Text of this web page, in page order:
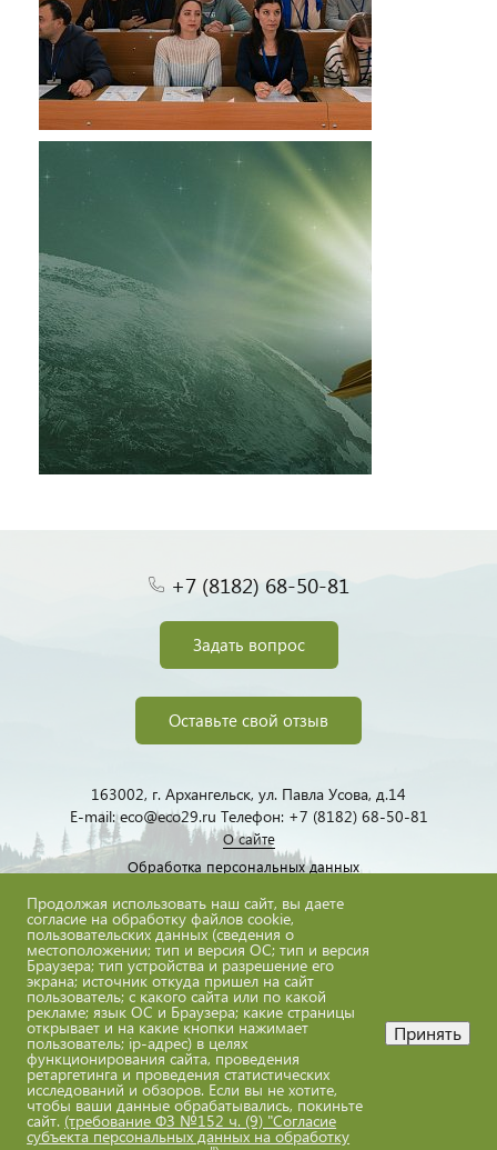
+7 (8182) 68-50-81
Задать вопрос
Оставьте свой отзыв
163002, г. Архангельск, ул. Павла Усова, д.14
E-mail: eco@eco29.ru Телефон: +7 (8182) 68-50-81
О сайте
Обработка персональных данных
eco@eco29.ru
Все материалы сайта доступны по лицензии:
Creative Commons Attribution 4.0 International
Продолжая использовать наш сайт, вы даете
согласие на обработку файлов cookie,
пользовательских данных (сведения о
местоположении; тип и версия ОС; тип и версия
Браузера; тип устройства и разрешение его
экрана; источник откуда пришел на сайт
пользователь; с какого сайта или по какой
рекламе; язык ОС и Браузера; какие страницы
открывает и на какие кнопки нажимает
пользователь; ip-адрес) в целях
функционирования сайта, проведения
ретаргетинга и проведения статистических
исследований и обзоров. Если вы не хотите,
чтобы ваши данные обрабатывались, покиньте
сайт. (требование ФЗ №152 ч. (9) "Согласие
субъекта персональных данных на обработку
Принять